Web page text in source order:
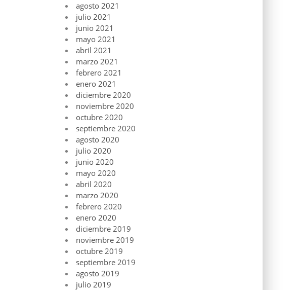
agosto 2021
julio 2021
junio 2021
mayo 2021
abril 2021
marzo 2021
febrero 2021
enero 2021
diciembre 2020
noviembre 2020
octubre 2020
septiembre 2020
agosto 2020
julio 2020
junio 2020
mayo 2020
abril 2020
marzo 2020
febrero 2020
enero 2020
diciembre 2019
noviembre 2019
octubre 2019
septiembre 2019
agosto 2019
julio 2019